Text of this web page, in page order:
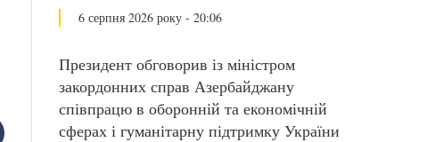
6 серпня 2026 року - 20:06
Президент обговорив із міністром
закордонних справ Азербайджану
співпрацю в оборонній та економічній
сферах і гуманітарну підтримку України